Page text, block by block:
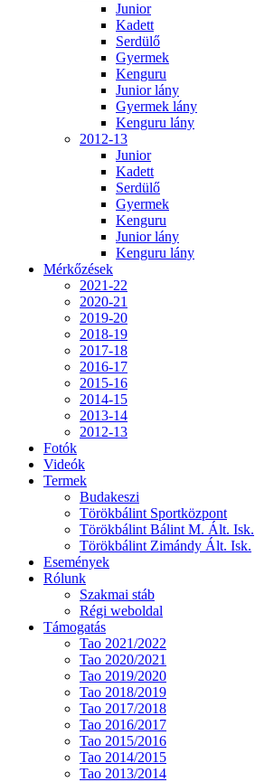
Junior
Kadett
Serdülő
Gyermek
Kenguru
Junior lány
Gyermek lány
Kenguru lány
2012-13
Junior
Kadett
Serdülő
Gyermek
Kenguru
Junior lány
Kenguru lány
Mérkőzések
2021-22
2020-21
2019-20
2018-19
2017-18
2016-17
2015-16
2014-15
2013-14
2012-13
Fotók
Videók
Termek
Budakeszi
Törökbálint Sportközpont
Törökbálint Bálint M. Ált. Isk.
Törökbálint Zimándy Ált. Isk.
Események
Rólunk
Szakmai stáb
Régi weboldal
Támogatás
Tao 2021/2022
Tao 2020/2021
Tao 2019/2020
Tao 2018/2019
Tao 2017/2018
Tao 2016/2017
Tao 2015/2016
Tao 2014/2015
Tao 2013/2014